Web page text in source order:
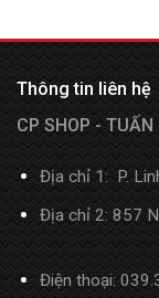
Thông tin liên hệ
CP SHOP - TUẤN
Địa chỉ 1: P.
Địa chỉ 2: 857
Điện thoại: